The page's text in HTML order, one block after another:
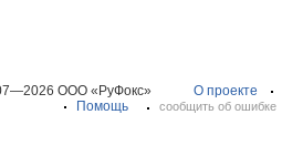
ООО «РуФокс» О проекте
Помощь
сообщить об ошибке